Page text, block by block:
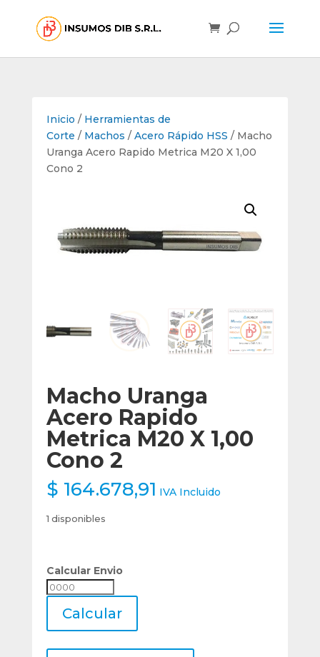
Inicio / Herramientas de
Corte / Machos / Acero Rápido HSS / Macho
Uranga Acero Rapido Metrica M20 X 1,00
Cono 2
Macho Uranga
Acero Rapido
Metrica M20 X 1,00
Cono 2
$ 164.678,91 IVA Incluido
1 disponibles
Calcular Envio
Calcular
Calcular